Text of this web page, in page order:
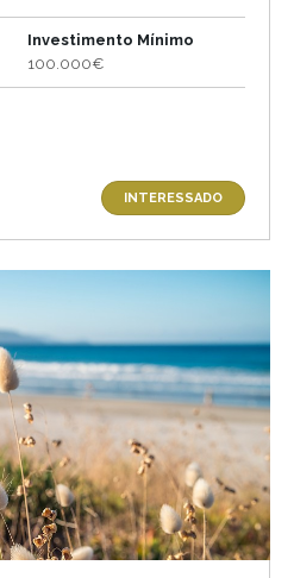
Investimento Mínimo
100.000€
INTERESSADO